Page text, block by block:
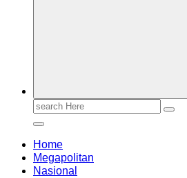
Search
Home
Megapolitan
Nasional